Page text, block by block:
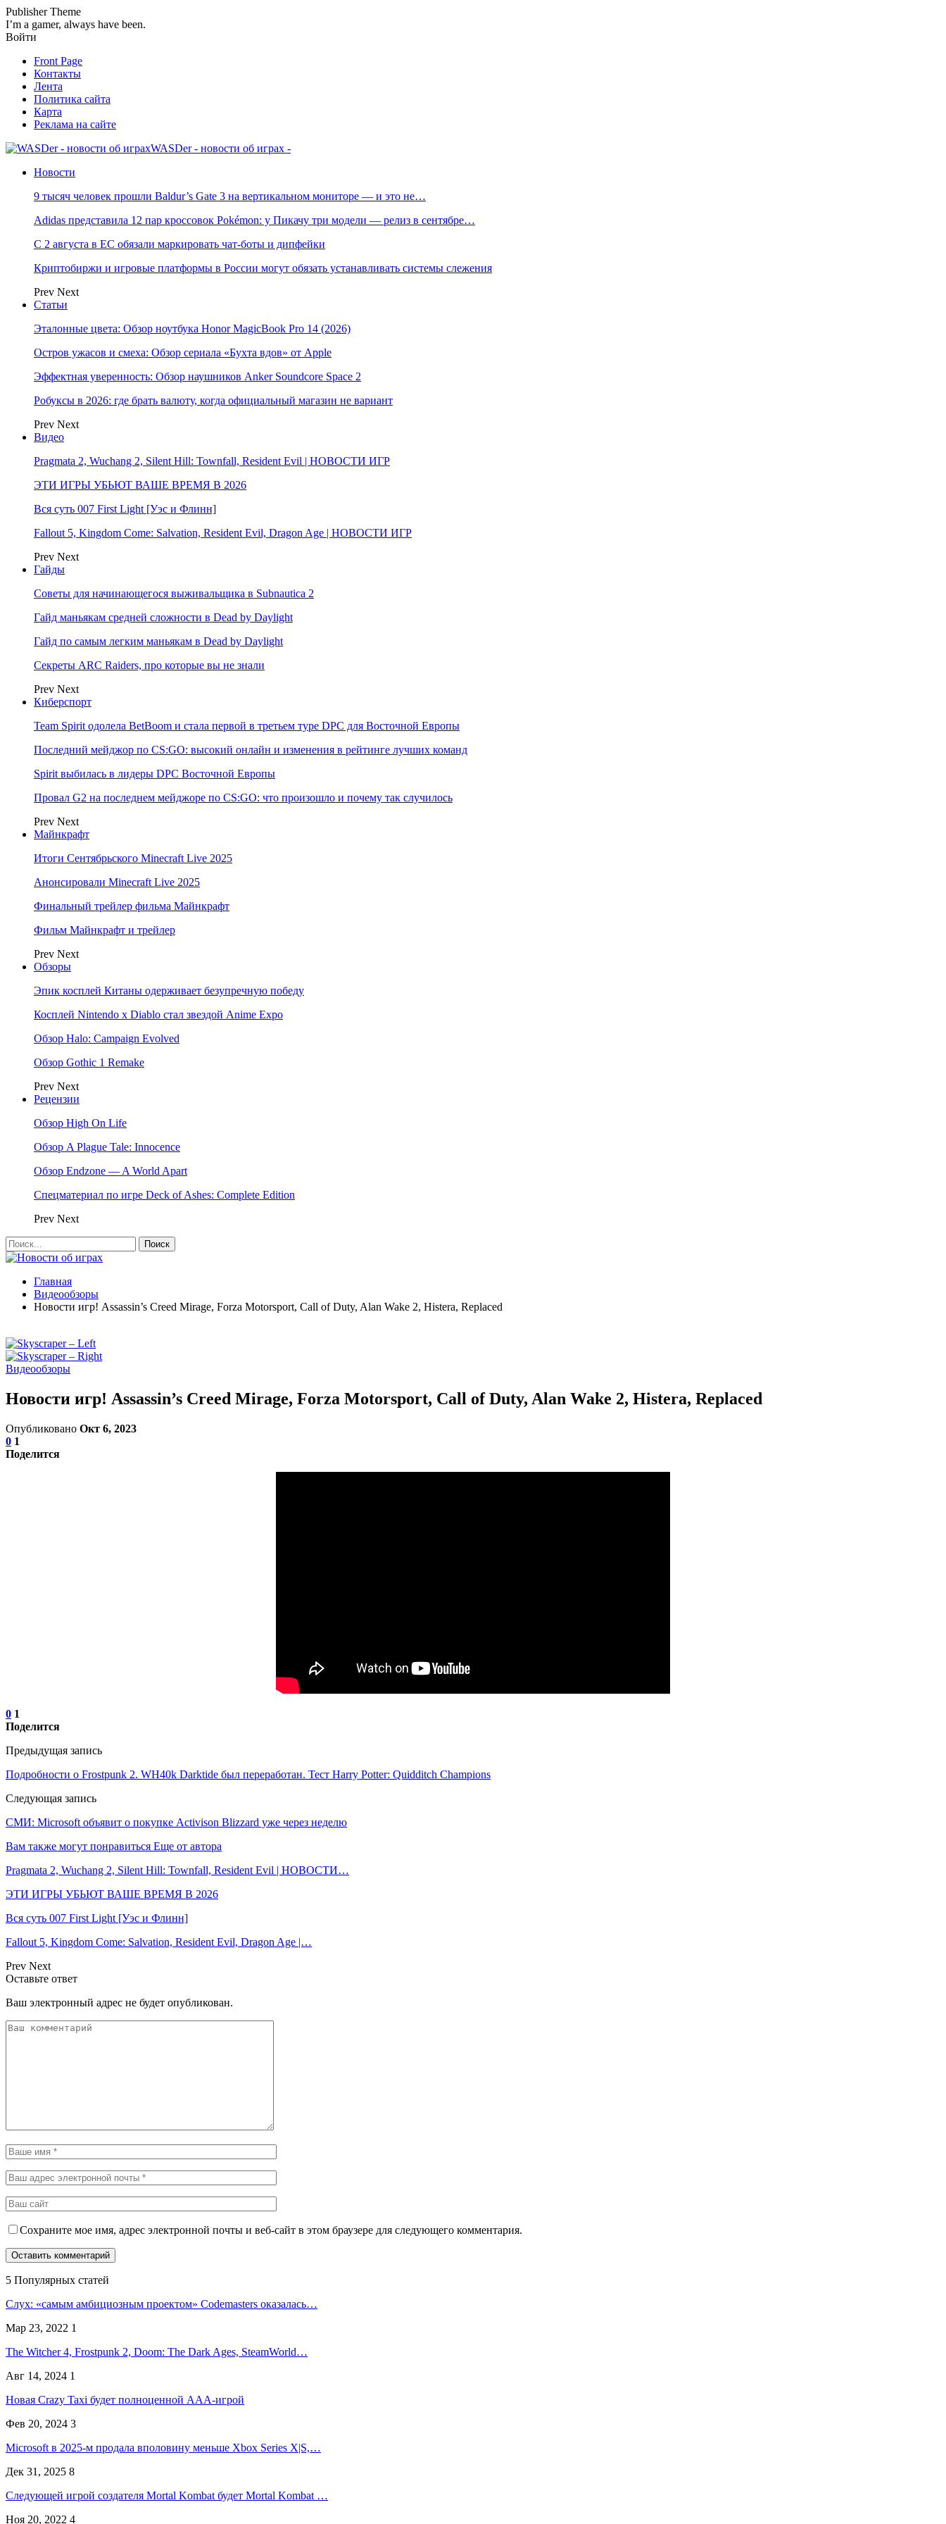
Publisher Theme
I’m a gamer, always have been.
Войти
Front Page
Контакты
Лента
Политика сайта
Карта
Реклама на сайте
WASDer - новости об играх -
Новости
9 тысяч человек прошли Baldur’s Gate 3 на вертикальном мониторе — и это не…
Adidas представила 12 пар кроссовок Pokémon: у Пикачу три модели — релиз в сентябре…
С 2 августа в ЕС обязали маркировать чат-боты и дипфейки
Криптобиржи и игровые платформы в России могут обязать устанавливать системы слежения
Prev Next
Статьи
Эталонные цвета: Обзор ноутбука Honor MagicBook Pro 14 (2026)
Остров ужасов и смеха: Обзор сериала «Бухта вдов» от Apple
Эффектная уверенность: Обзор наушников Anker Soundcore Space 2
Робуксы в 2026: где брать валюту, когда официальный магазин не вариант
Prev Next
Видео
Pragmata 2, Wuchang 2, Silent Hill: Townfall, Resident Evil | НОВОСТИ ИГР
ЭТИ ИГРЫ УБЬЮТ ВАШЕ ВРЕМЯ В 2026
Вся суть 007 First Light [Уэс и Флинн]
Fallout 5, Kingdom Come: Salvation, Resident Evil, Dragon Age | НОВОСТИ ИГР
Prev Next
Гайды
Советы для начинающегося выживальщика в Subnautica 2
Гайд маньякам средней сложности в Dead by Daylight
Гайд по самым легким маньякам в Dead by Daylight
Секреты ARC Raiders, про которые вы не знали
Prev Next
Киберспорт
Team Spirit одолела BetBoom и стала первой в третьем туре DPC для Восточной Европы
Последний мейджор по CS:GO: высокий онлайн и изменения в рейтинге лучших команд
Spirit выбилась в лидеры DPC Восточной Европы
Провал G2 на последнем мейджоре по CS:GO: что произошло и почему так случилось
Prev Next
Майнкрафт
Итоги Сентябрьского Minecraft Live 2025
Анонсировали Minecraft Live 2025
Финальный трейлер фильма Майнкрафт
Фильм Майнкрафт и трейлер
Prev Next
Обзоры
Эпик косплей Китаны одерживает безупречную победу
Косплей Nintendo x Diablo стал звездой Anime Expo
Обзор Halo: Campaign Evolved
Обзор Gothic 1 Remake
Prev Next
Рецензии
Обзор High On Life
Обзор A Plague Tale: Innocence
Обзор Endzone — A World Apart
Спецматериал по игре Deck of Ashes: Complete Edition
Prev Next
Главная
Видеообзоры
Новости игр! Assassin’s Creed Mirage, Forza Motorsport, Call of Duty, Alan Wake 2, Histera, Replaced
Видеообзоры
Новости игр! Assassin’s Creed Mirage, Forza Motorsport, Call of Duty, Alan Wake 2, Histera, Replaced
Опубликовано Окт 6, 2023
0 1
Поделится
0 1
Поделится
Предыдущая запись
Подробности о Frostpunk 2. WH40k Darktide был переработан. Тест Harry Potter: Quidditch Champions
Следующая запись
СМИ: Microsoft объявит о покупке Activison Blizzard уже через неделю
Вам также могут понравиться Еще от автора
Pragmata 2, Wuchang 2, Silent Hill: Townfall, Resident Evil | НОВОСТИ…
ЭТИ ИГРЫ УБЬЮТ ВАШЕ ВРЕМЯ В 2026
Вся суть 007 First Light [Уэс и Флинн]
Fallout 5, Kingdom Come: Salvation, Resident Evil, Dragon Age |…
Prev Next
Оставьте ответ
Ваш электронный адрес не будет опубликован.
Сохраните мое имя, адрес электронной почты и веб-сайт в этом браузере для следующего комментария.
5 Популярных статей
Слух: «самым амбициозным проектом» Codemasters оказалась…
Мар 23, 2022 1
The Witcher 4, Frostpunk 2, Doom: The Dark Ages, SteamWorld…
Авг 14, 2024 1
Новая Crazy Taxi будет полноценной AAA-игрой
Фев 20, 2024 3
Microsoft в 2025-м продала вполовину меньше Xbox Series X|S,…
Дек 31, 2025 8
Следующей игрой создателя Mortal Kombat будет Mortal Kombat …
Ноя 20, 2022 4